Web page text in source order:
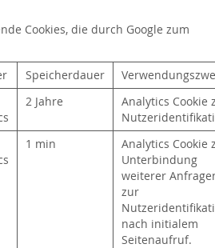
Cookies, die durch Google zum
Speicherdauer
2 Jahre
Analytics Cookie
1 min
Analytics Cookie
Unterbindung
weiterer
zur
nach initialem
Seitenaufruf.